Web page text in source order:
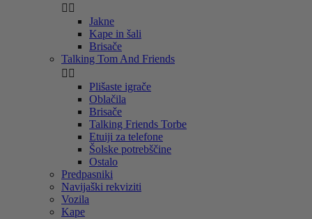
 
Jakne
Kape in šali
Brisače
Talking Tom And Friends
 
Plišaste igrače
Oblačila
Brisače
Talking Friends Torbe
Etuiji za telefone
Šolske potrebščine
Ostalo
Predpasniki
Navijaški rekviziti
Vozila
Kape